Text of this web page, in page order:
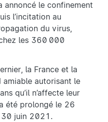
annoncé le confinement
l’incitation au
du virus,
les 360 000
la France et la
amiable autorisant le
qu’il n’affecte leur
été prolongé le 26
30 juin 2021.